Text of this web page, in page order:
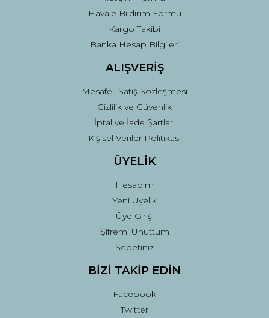
Gönder
Havale Bildirim Formu
Kargo Takibi
Banka Hesap Bilgileri
ALIŞVERİŞ
Mesafeli Satış Sözleşmesi
Gizlilik ve Güvenlik
İptal ve İade Şartları
Kişisel Veriler Politikası
ÜYELİK
Hesabım
Yeni Üyelik
Üye Girişi
Şifremi Unuttum
Sepetiniz
BİZİ TAKİP EDİN
Facebook
Twitter